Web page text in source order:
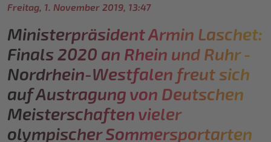
Freitag, 1. November 2019, 13:47
Ministerpräsident Armin Laschet:
Finals 2020 an Rhein und Ruhr -
Nordrhein-Westfalen freut sich
auf Austragung von Deutschen
Meisterschaften vieler
olympischer Sommersportarten